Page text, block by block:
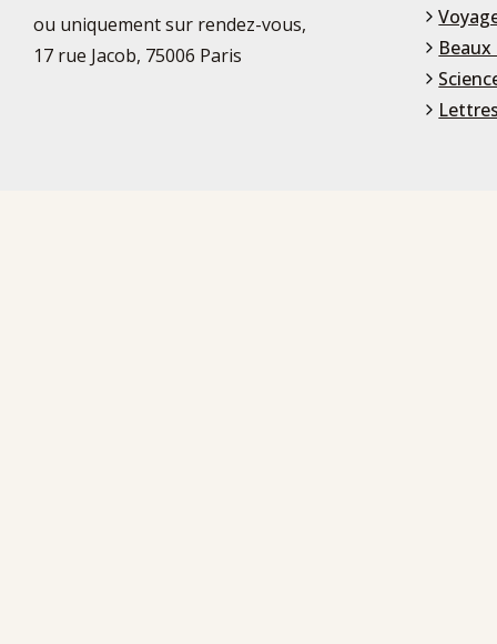
ou uniquement sur rendez-vous,
17 rue Jacob, 75006 Paris